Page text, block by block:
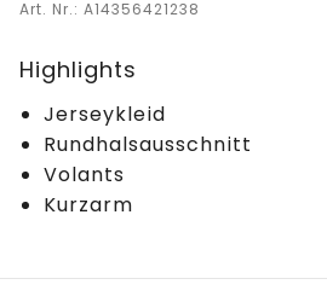
Art. Nr.: A14356421238
Highlights
Jerseykleid
Rundhalsausschnitt
Volants
Kurzarm